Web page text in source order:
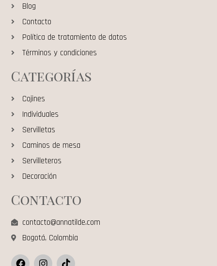
Blog
Contacto
Política de tratamiento de datos
Términos y condiciones
Categorías
Cojines
Individuales
Servilletas
Caminos de mesa
Servilleteros
Decoración
Contacto
contacto@annatilde.com
Bogotá, Colombia